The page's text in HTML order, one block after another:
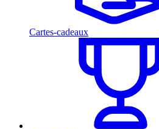
Cartes-cadeaux